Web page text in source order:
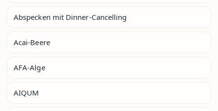
Abspecken mit Dinner-Cancelling
Acai-Beere
AFA-Alge
AIQUM